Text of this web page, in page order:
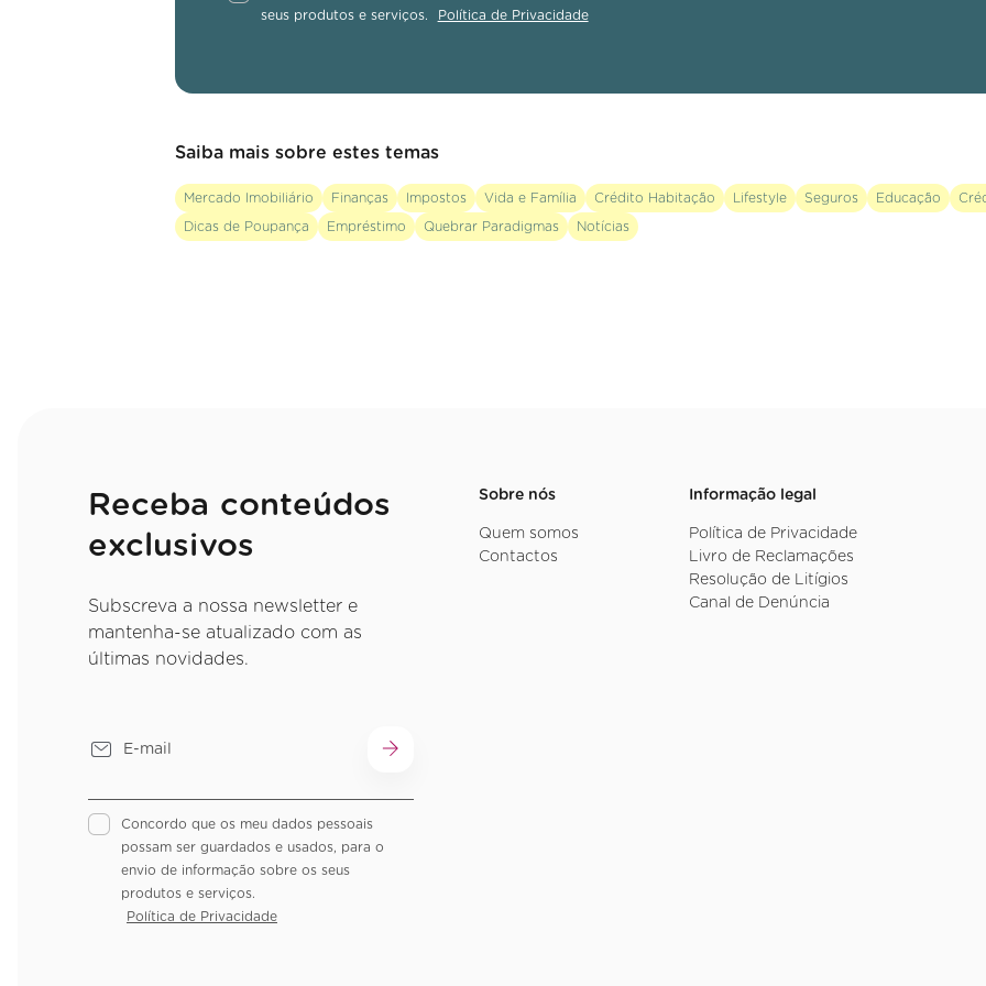
seus produtos e serviços. Política de Privacidade
Saiba mais sobre estes temas
Mercado Imobiliário Finanças Impostos Vida e Família Crédito Habitação Lifestyle Seguros Educação
Dicas de Poupança Empréstimo Quebrar Paradigmas Notícias
Receba conteúdos
exclusivos
Subscreva a nossa newsletter e
mantenha-se atualizado com as
últimas novidades.
Concordo que os meu dados pessoais
possam ser guardados e usados, para o
envio de informação sobre os seus
produtos e serviços.
Política de Privacidade
Sobre nós
Quem somos
Contactos
Informação legal
Política de Privacidade
Livro de Reclamações
Resolução de Litígios
Canal de Denúncia